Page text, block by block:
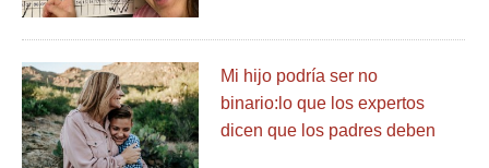
Mi hijo podría ser no
binario:lo que los expertos
dicen que los padres deben